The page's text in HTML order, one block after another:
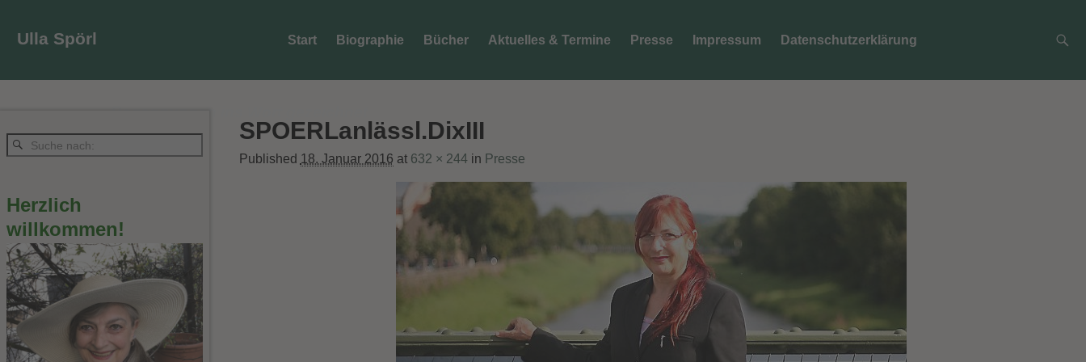
Ulla Spörl Start Biographie Bücher Aktuelles & Termine Presse Impressum Datenschutzerklärung
SPOERLanlässl.DixIII
Published 18. Januar 2016 at 632 × 244in Presse
Herzlich
willkommen!